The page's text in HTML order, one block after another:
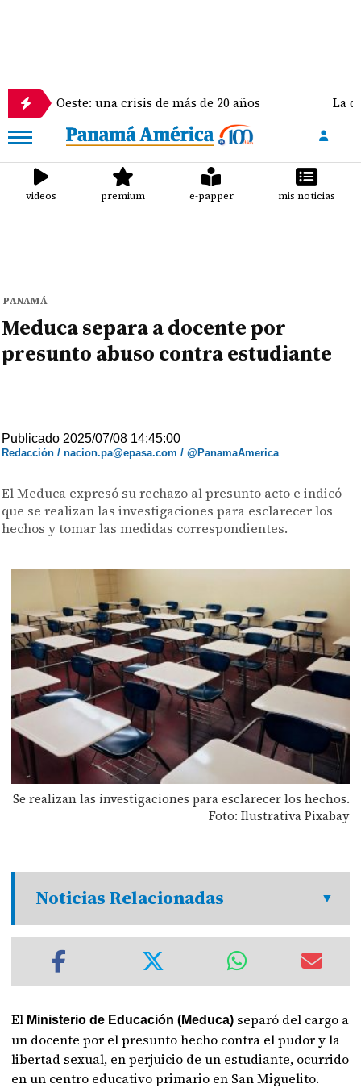
una crisis de más de 20 años La
videos premium e-papper mis noticias
PANAMÁ
Meduca separa a docente por
presunto abuso contra estudiante
Publicado 2025/07/08 14:45:00
Redacción / nacion.pa@epasa.com / @PanamaAmerica
El Meduca expresó su rechazo al presunto acto e indicó
que se realizan las investigaciones para esclarecer los
hechos y tomar las medidas correspondientes.
Se realizan las investigaciones para esclarecer los hechos.
Foto: Ilustrativa Pixabay
Noticias Relacionadas
El Ministerio de Educación (Meduca) separó del cargo a
un docente por el presunto hecho contra el pudor y la
libertad sexual, en perjuicio de un estudiante, ocurrido
en un centro educativo primario en San Miguelito.